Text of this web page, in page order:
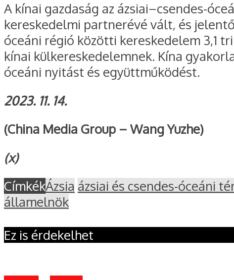
A kínai gazdaság az ázsiai–csendes-
kereskedelmi partnerévé vált, és
óceáni régió közötti kereskedelem 3,1
kínai külkereskedelemnek. Kína
óceáni nyitást és együttműködést.
2023. 11. 14.
(China Media Group – Wang Yuzhe)
(x)
CímkékÁzsia ázsiai és csendes-óceáni
államelnök
Ez is érdekelhet